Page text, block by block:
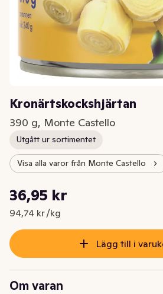
Kronärtskockshjärtan
390 g, Monte Castello
Utgått ur sortimentet
Visa alla varor från Monte Castello
Nuvarande pris är: 36,95 kr
36,95 kr
94,74 kr /kg
Styckpris: 94,74 kr /kg
Lägg till i
Om varan